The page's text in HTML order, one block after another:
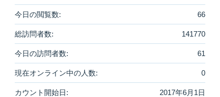
66
今日の閲覧数:
141770
総訪問者数:
61
今日の訪問者数:
0
現在オンライン中の人数:
2017年6月1日
カウント開始日: